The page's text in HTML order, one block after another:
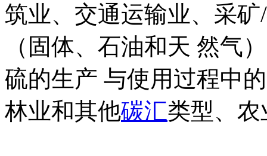
筑业、交通运输业、采
（固体、石油和天 然气
硫的生产 与使用过程中
林业和其他碳汇类型、农